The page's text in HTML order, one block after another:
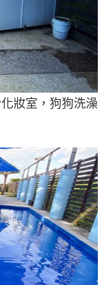
妝室，狗狗洗澡